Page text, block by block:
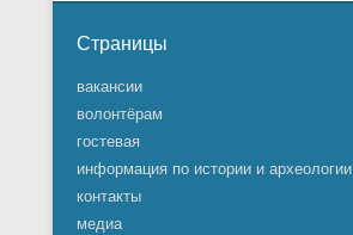
Страницы
вакансии
волонтёрам
гостевая
информация по истории и археологии
контакты
медиа